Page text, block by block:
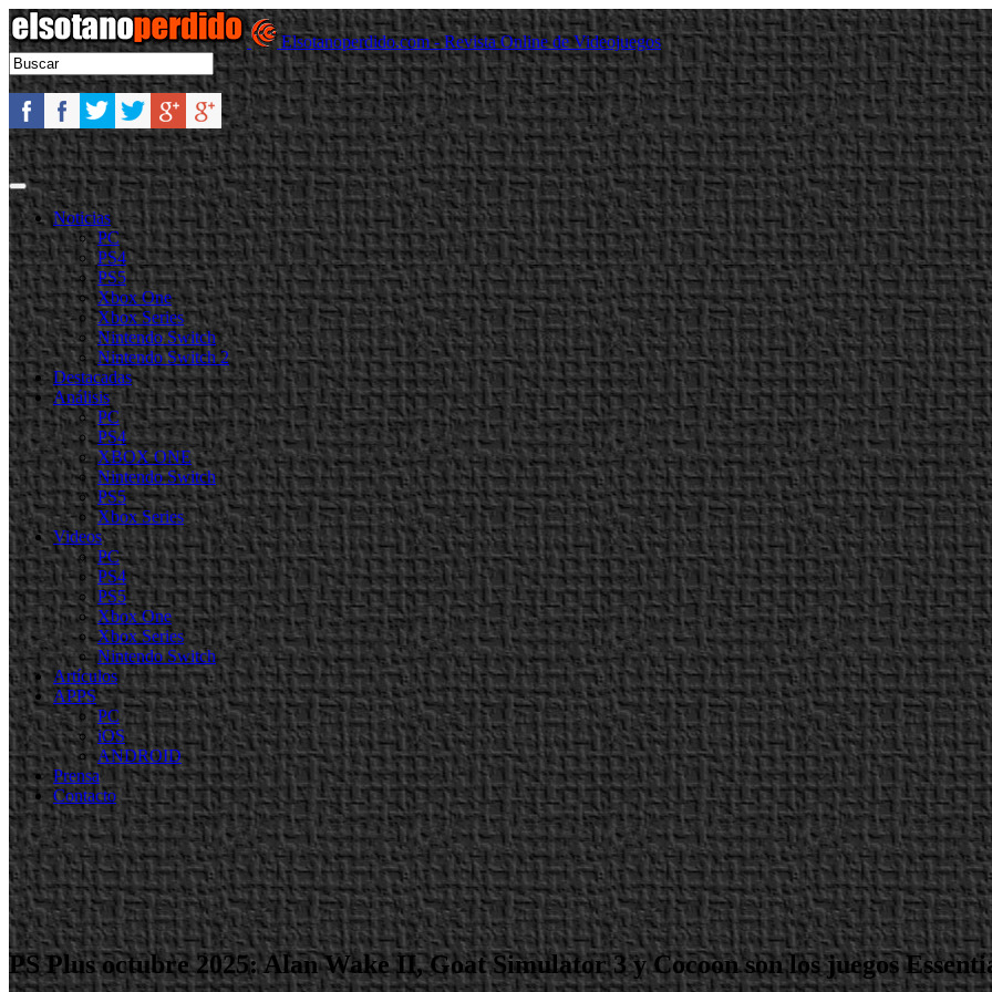
Elsotanoperdido.com - Revista Online de Videojuegos
Noticias
PC
PS4
PS5
Xbox One
Xbox Series
Nintendo Switch
Nintendo Switch 2
Destacadas
Análisis
PC
PS4
XBOX ONE
Nintendo Switch
PS5
Xbox Series
Videos
PC
PS4
PS5
Xbox One
Xbox Series
Nintendo Switch
Artículos
APPS
PC
iOS
ANDROID
Prensa
Contacto
PS Plus octubre 2025: Alan Wake II, Goat Simulator 3 y Cocoon son los juegos